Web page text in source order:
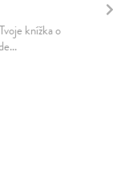
knížka o